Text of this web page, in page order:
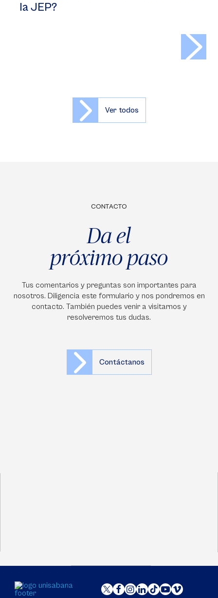
la JEP?
Ver todos
CONTACTO
Da el
próximo paso
Tus comentarios y preguntas son importantes para
nosotros. Diligencia este formulario y nos pondremos en
contacto. También puedes venir a visitarnos y
resolveremos tus dudas.
Contáctanos